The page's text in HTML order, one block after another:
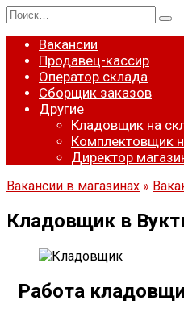
Перейти
к
содержанию
Search
for:
Вакансии
Продавец-кассир
Оператор склада
Сборщик заказов
Другие
Кладовщик на
Комплектовщик
Директор
Вакансии в магазинах »
Кладовщик в
Работа